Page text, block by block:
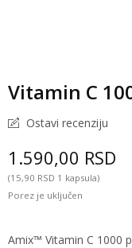
Vitamin C
Ostavi recenziju
1.590,00 RSD
(15,90 RSD 1 kapsula)
Porez je uključen
Amix™ Vitamin C 1000